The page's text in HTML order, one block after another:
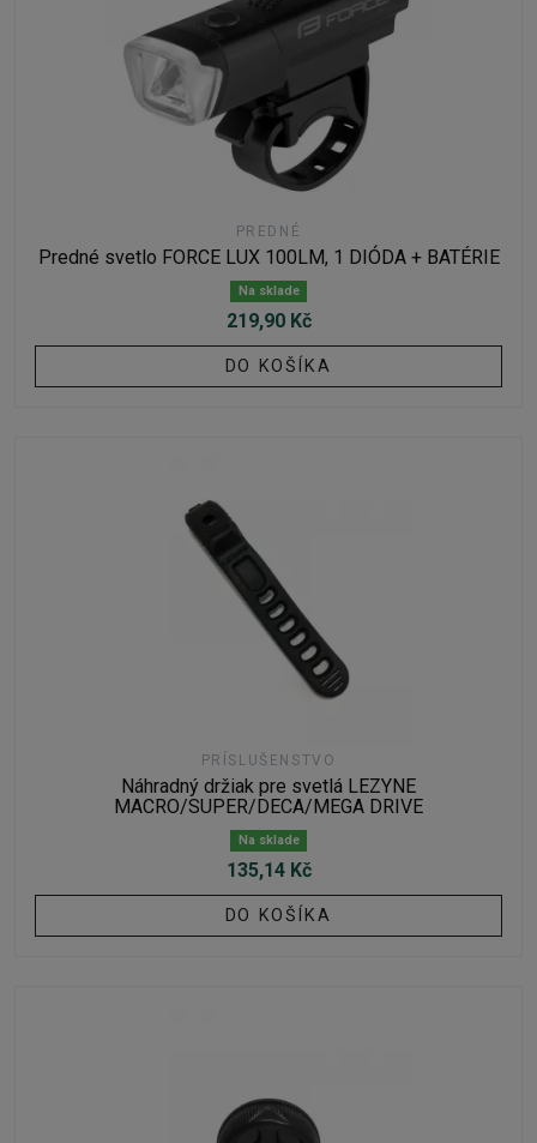
PREDNÉ
Predné svetlo FORCE LUX 100LM, 1 DIÓDA + BATÉRIE
Na sklade
219,90 Kč
DO KOŠÍKA
PRÍSLUŠENSTVO
Náhradný držiak pre svetlá LEZYNE
MACRO/SUPER/DECA/MEGA DRIVE
Na sklade
135,14 Kč
DO KOŠÍKA